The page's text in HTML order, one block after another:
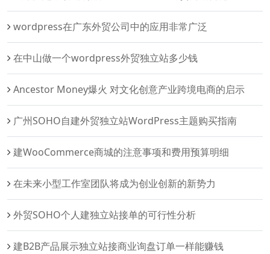
wordpress在广东外贸公司中的应用非常广泛
在中山做一个wordpress外贸独立站多少钱
Ancestor Money爆火 对文化创意产业跨境电商的启示
广州SOHO自建外贸独立站WordPress主题购买指南
建WooCommerce商城的注意事项和费用预算明细
在未来小型工作室团队将成为创业创新的新势力
外贸SOHO个人建独立站接单的可行性分析
建B2B产品展示独立站接商业询盘订单一样能赚钱